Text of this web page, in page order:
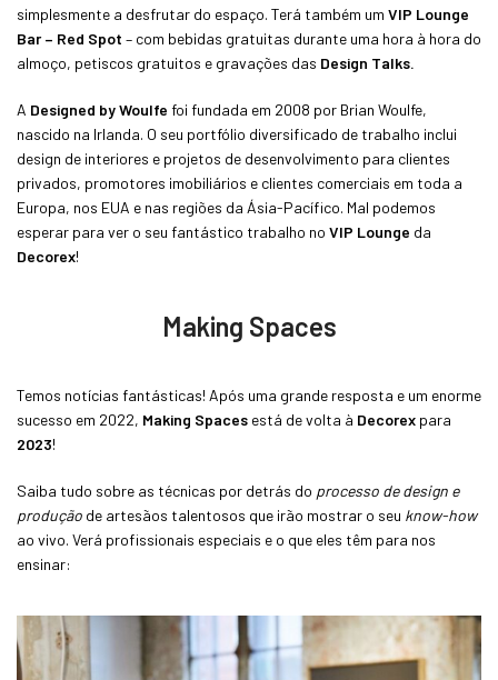
simplesmente a desfrutar do espaço. Terá também um VIP Lounge
Bar – Red Spot – com bebidas gratuitas durante uma hora à hora do
almoço, petiscos gratuitos e gravações das Design Talks.
A Designed by Woulfe foi fundada em 2008 por Brian Woulfe,
nascido na Irlanda. O seu portfólio diversificado de trabalho inclui
design de interiores e projetos de desenvolvimento para clientes
privados, promotores imobiliários e clientes comerciais em toda a
Europa, nos EUA e nas regiões da Ásia-Pacífico. Mal podemos
esperar para ver o seu fantástico trabalho no VIP Lounge da
Decorex!
Making Spaces
Temos notícias fantásticas! Após uma grande resposta e um enorme
sucesso em 2022, Making Spaces está de volta à Decorex para
2023!
Saiba tudo sobre as técnicas por detrás do processo de design e
produção de artesãos talentosos que irão mostrar o seu know-how
ao vivo. Verá profissionais especiais e o que eles têm para nos
ensinar: